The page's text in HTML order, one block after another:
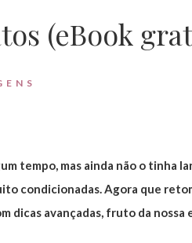
(eBook
tempo, mas ainda não o tinha
condicionadas. Agora que
dicas avançadas, fruto da nossa